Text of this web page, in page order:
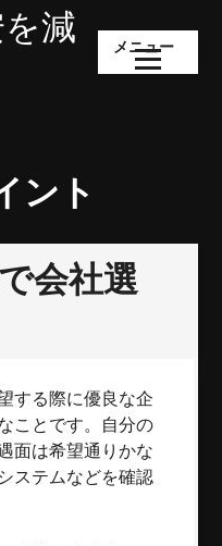
減
メニュー
ント
会社選
する際に優良な企
ことです。自分の
面は希望通りかな
ステムなどを確認